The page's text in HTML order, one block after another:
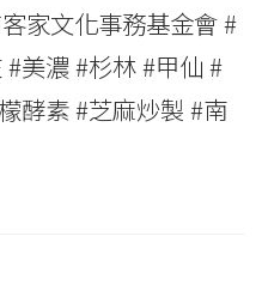
家文化事務基金會 #
美濃 #杉林 #甲仙 #
酵素 #芝麻炒製 #南